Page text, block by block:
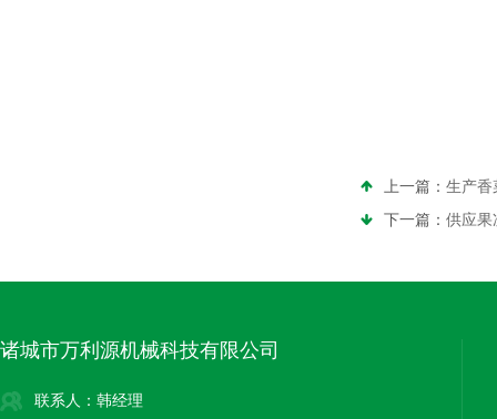
上一篇： 生产香
下一篇： 供应果
诸城市万利源机械科技有限公司
联系人：韩经理